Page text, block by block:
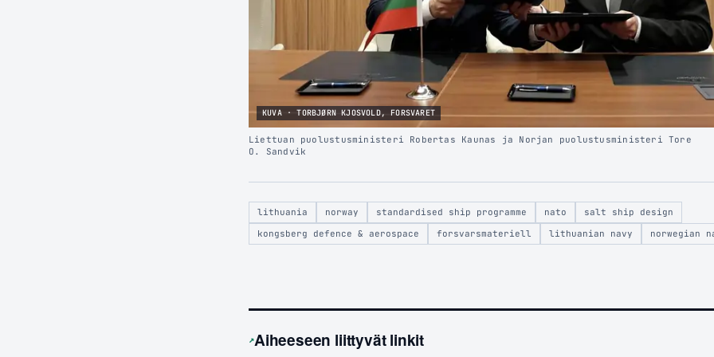
KUVA · TORBJØRN KJOSVOLD, FORSVARET
Liettuan puolustusministeri Robertas Kaunas ja Norjan puolustusministeri Tore
O. Sandvik
lithuania norway standardised ship programme nato
salt ship design
kongsberg defence & aerospace
forsvarsmateriell lithuanian navy norwegian
↗Aiheeseen liittyvät linkit